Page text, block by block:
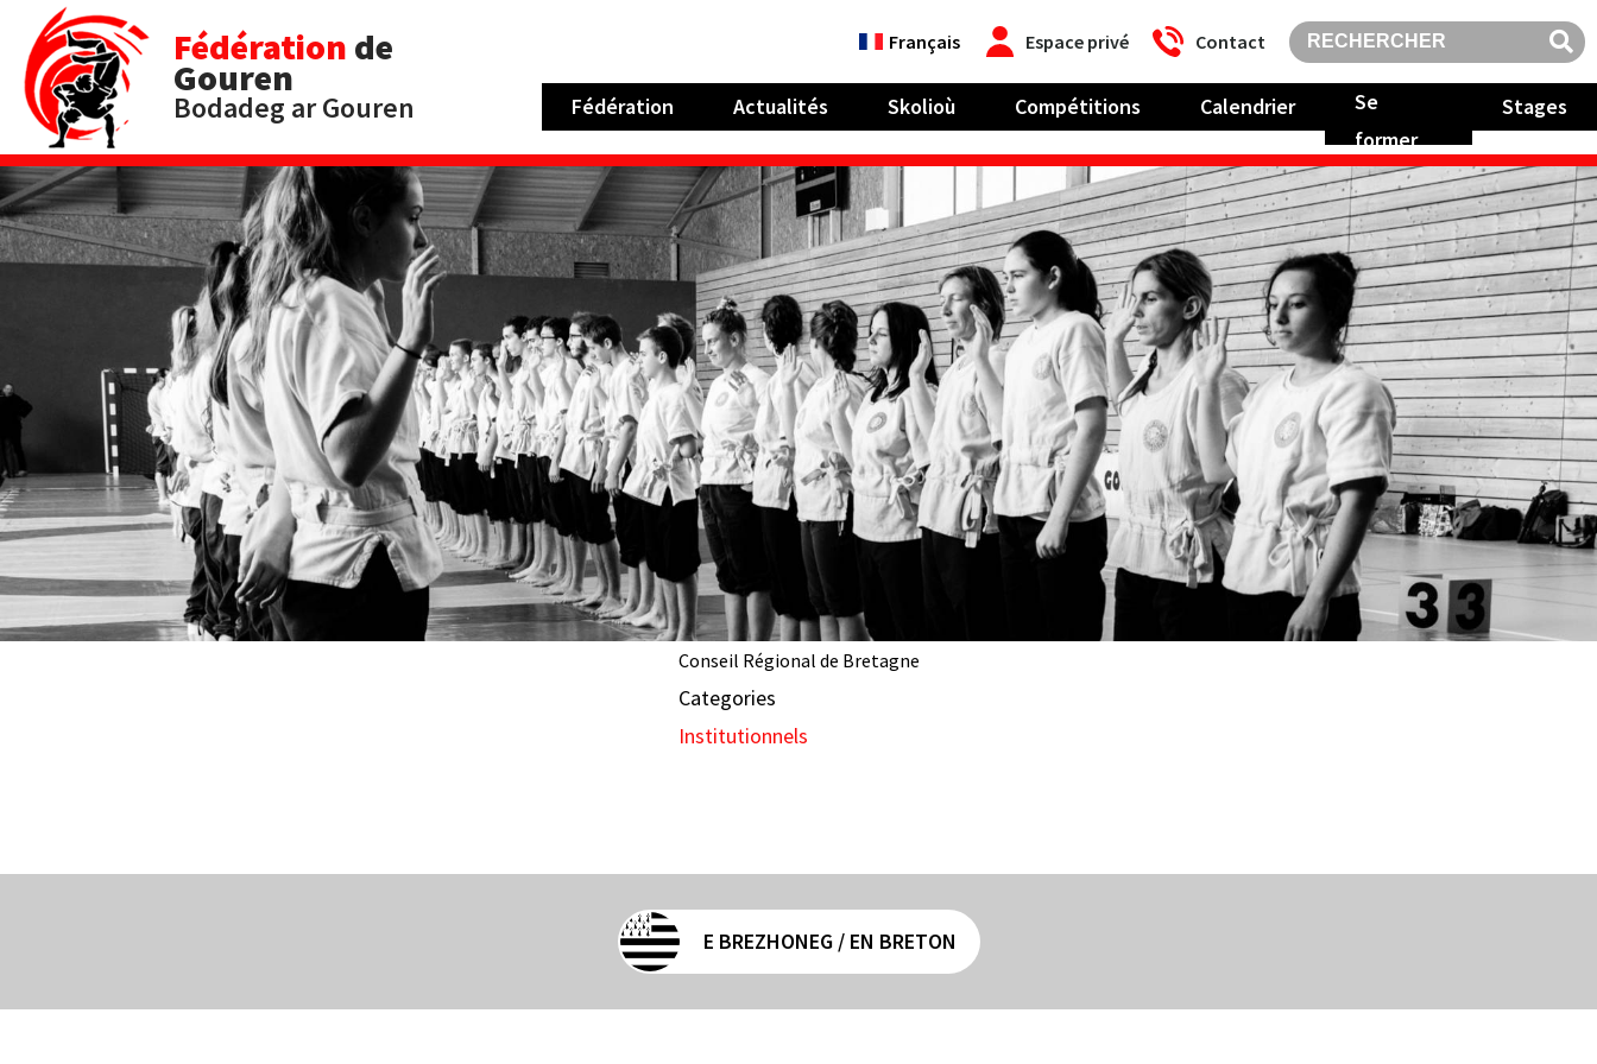
Fédération de
Gouren
Bodadeg ar Gouren
Français Espace privé Contact
Fédération Actualités Skolioù Compétitions Calendrier
Se
former
Stages
Conseil Régional de Bretagne
Categories
Institutionnels
E BREZHONEG / EN BRETON